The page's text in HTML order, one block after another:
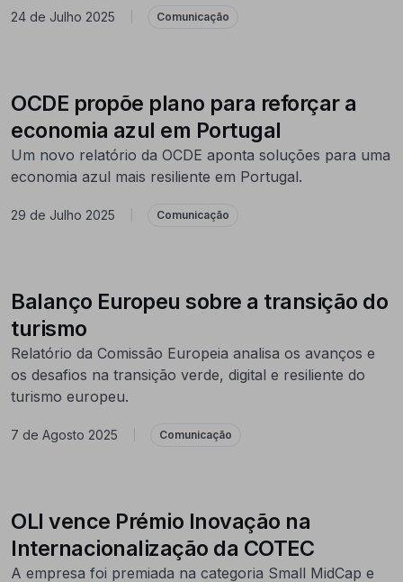
24 de Julho 2025 Comunicação
OCDE propõe plano para reforçar a
economia azul em Portugal
Um novo relatório da OCDE aponta soluções para uma
economia azul mais resiliente em Portugal.
29 de Julho 2025 Comunicação
Balanço Europeu sobre a transição do
turismo
Relatório da Comissão Europeia analisa os avanços e
os desafios na transição verde, digital e resiliente do
turismo europeu.
7 de Agosto 2025 Comunicação
OLI vence Prémio Inovação na
Internacionalização da COTEC
A empresa foi premiada na categoria Small MidCap e